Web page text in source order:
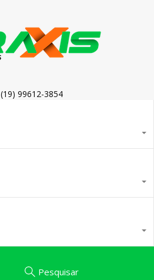
(19) 99612-3854
Pesquisar